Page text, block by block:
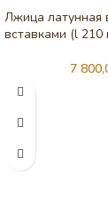
Лжица латунная
вставками (l 210
7